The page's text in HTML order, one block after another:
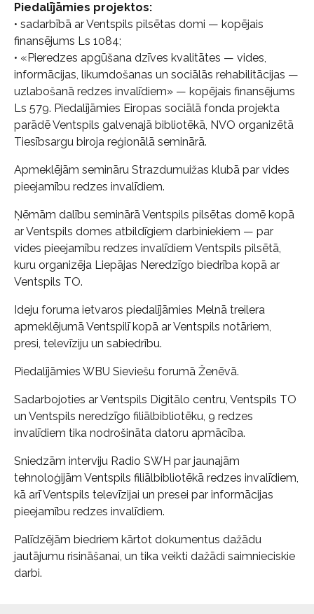
Piedalījāmies projektos:
• sadarbībā ar Ventspils pilsētas domi — kopējais
finansējums Ls 1084;
• «Pieredzes apgūšana dzīves kvalitātes — vides,
informācijas, likumdošanas un sociālās rehabilitācijas —
uzlabošanā redzes invalīdiem» — kopējais finansējums
Ls 579. Piedalījāmies Eiropas sociālā fonda projekta
parādē Ventspils galvenajā bibliotēkā, NVO organizētā
Tiesībsargu biroja reģionālā seminārā.
Apmeklējām semināru Strazdumuižas klubā par vides
pieejamību redzes invalīdiem.
Ņēmām dalību seminārā Ventspils pilsētas domē kopā
ar Ventspils domes atbildīgiem darbiniekiem — par
vides pieejamību redzes invalīdiem Ventspils pilsētā,
kuru organizēja Liepājas Neredzīgo biedrība kopā ar
Ventspils TO.
Ideju foruma ietvaros piedalījāmies Melnā treilera
apmeklējumā Ventspilī kopā ar Ventspils notāriem,
presi, televīziju un sabiedrību.
Piedalījāmies WBU Sieviešu forumā Ženēvā.
Sadarbojoties ar Ventspils Digitālo centru, Ventspils TO
un Ventspils neredzīgo filiālbibliotēku, 9 redzes
invalīdiem tika nodrošināta datoru apmācība.
Sniedzām interviju Radio SWH par jaunajām
tehnoloģijām Ventspils filiālbibliotēkā redzes invalīdiem,
kā arī Ventspils televīzijai un presei par informācijas
pieejamību redzes invalīdiem.
Palīdzējām biedriem kārtot dokumentus dažādu
jautājumu risināšanai, un tika veikti dažādi saimnieciskie
darbi.